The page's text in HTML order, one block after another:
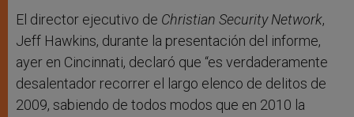
El director ejecutivo de Christian Security Network,
Jeff Hawkins, durante la presentación del informe,
ayer en Cincinnati, declaró que “es verdaderamente
desalentador recorrer el largo elenco de delitos de
2009, sabiendo de todos modos que en 2010 la